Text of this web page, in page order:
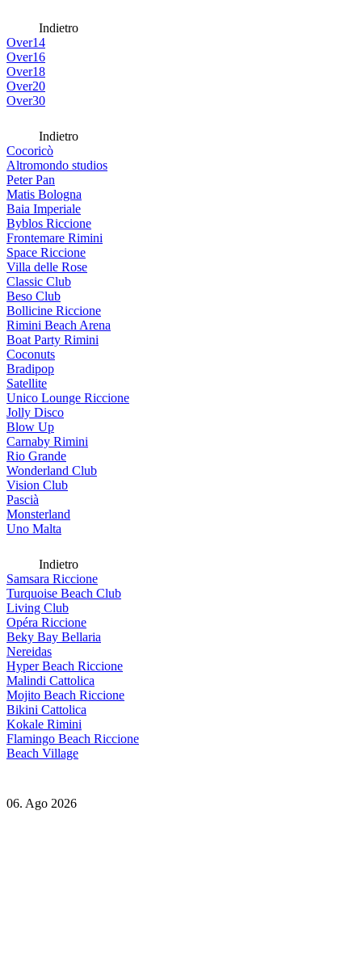
Indietro
Over14
Over16
Over18
Over20
Over30
Indietro
Cocoricò
Altromondo studios
Peter Pan
Matis Bologna
Baia Imperiale
Byblos Riccione
Frontemare Rimini
Space Riccione
Villa delle Rose
Classic Club
Beso Club
Bollicine Riccione
Rimini Beach Arena
Boat Party Rimini
Coconuts
Bradipop
Satellite
Unico Lounge Riccione
Jolly Disco
Blow Up
Carnaby Rimini
Rio Grande
Wonderland Club
Vision Club
Pascià
Monsterland
Uno Malta
Indietro
Samsara Riccione
Turquoise Beach Club
Living Club
Opéra Riccione
Beky Bay Bellaria
Nereidas
Hyper Beach Riccione
Malindi Cattolica
Mojito Beach Riccione
Bikini Cattolica
Kokale Rimini
Flamingo Beach Riccione
Beach Village
06. Ago 2026